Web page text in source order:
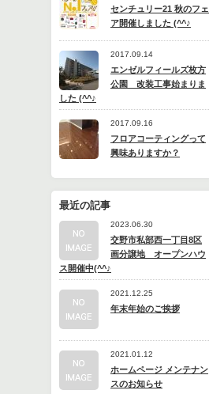
センチュリー21 秋のフェ
ア開催しました (^^♪
2017.09.14
エンゼルフィールズ枚方
公園 改装工事始まりま
した (^^♪
2017.09.16
フロアコーティングって
興味ありますか？
最近の記事
2023.06.30
交野市私部西一丁目8区
画分譲地 オープンハウ
ス開催中(^^♪
2021.12.25
年末年始のご挨拶
2021.01.12
ホームページ メンテナン
スのお知らせ